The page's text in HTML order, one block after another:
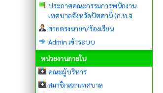
ประกาศคณะกรรมการพนักงาน
เทศบาลจังหวัดปัตตานี (ก.ท.จ
สายตรงนายก/ร้องเรียน
Admin เข้าระบบ
หน่วยงานภายใน
คณะผู้บริหาร
สมาชิกสภาเทศบาล